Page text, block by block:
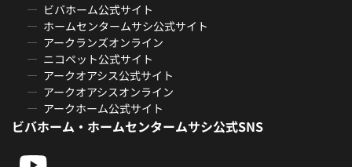
ビバホーム公式サイト
ホームセンタームサシ公式サイト
アークランズオンライン
ニコペット公式サイト
アークオアシス公式サイト
アークオアシスオンライン
アークホーム公式サイト
ビバホーム・ホームセンタームサシ公式SNS